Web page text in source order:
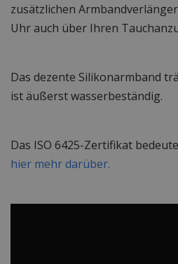
zusätzlichen
Uhr auch über Ihren
Das dezente Silikonarmband
ist äußerst wasserbeständig.
Das ISO 6425-Zertifikat
hier mehr darüber.